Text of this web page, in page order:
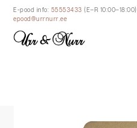
E-pood info: 55553433 (E–R 10:00–18:00)
epood@urrnurr.ee